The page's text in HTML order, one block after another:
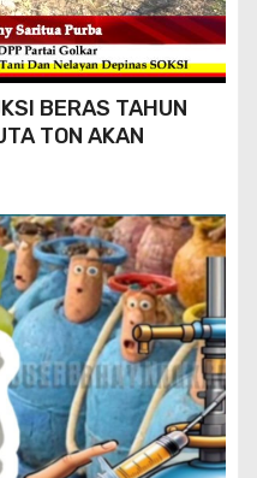
BERAS TAHUN
TON AKAN